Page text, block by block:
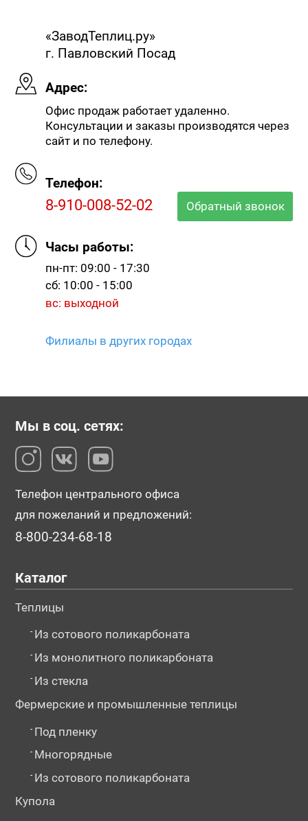
«ЗаводТеплиц.ру»
г. Павловский Посад
Адрес:
Офис продаж работает удаленно.
Консультации и заказы производятся через
сайт и по телефону.
Телефон:
8-910-008-52-02 Обратный звонок
Часы работы:
пн-пт: 09:00 - 17:30
сб: 10:00 - 15:00
вс: выходной
Филиалы в других городах
Мы в соц. сетях:
Телефон центрального офиса
для пожеланий и предложений:
8-800-234-68-18
Каталог
Теплицы
- Из сотового поликарбоната
- Из монолитного поликарбоната
- Из стекла
Фермерские и промышленные теплицы
- Под пленку
- Многорядные
- Из сотового поликарбоната
Купола